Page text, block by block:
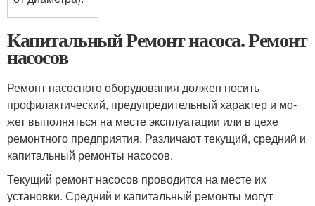
Капитальный Ремонт насоса. Ремонт
насосов
Ремонт насосного оборудования должен носить
профилактический, предупредительный характер и мо­
жет выполняться на месте эксплуа­тации или в цехе
ремонтного пред­приятия. Различают текущий, сред­ний и
капитальный ремонты насо­сов.
Текущий ремонт насосов прово­дится на месте их
установки. Сред­ний и капитальный ремонты могут